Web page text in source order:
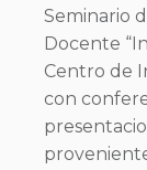
Seminario
Docente
Centro de
con